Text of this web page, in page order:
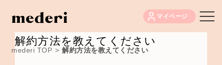
マイページ
mederi TOP > 解約方法を教えてください
解約方法を教えてください